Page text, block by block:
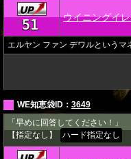
★51 ウイニングイ
エルヤン ファン デワルというマ
WE知恵袋ID： 3649
「早めに回答してください！」
【指定なし】
ハード指定なし